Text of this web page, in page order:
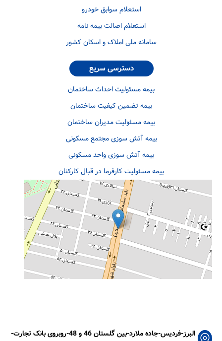
استعلام سوابق خودرو
استعلام اصالت بیمه نامه
سامانه ملی املاک و اسکان کشور
دسترسی سریع
بیمه مسئولیت احداث ساختمان
بیمه تضمین کیفیت ساختمان
بیمه مسئولیت مدیران ساختمان
بیمه آتش سوزی مجتمع مسکونی
بیمه آتش سوزی واحد مسکونی
بیمه مسئولیت کارفرما در قبال کارکنان
البرز-فردیس-جاده ملارد-بین گلستان 46 و 48-روبروی بانک تجارت-